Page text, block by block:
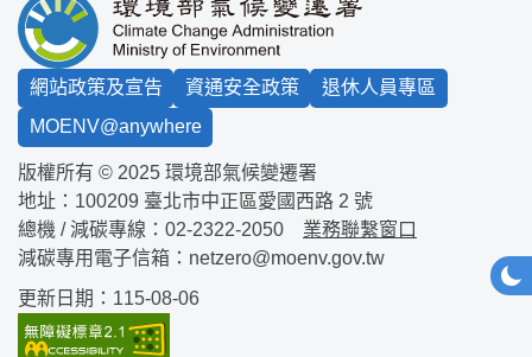
網站政策及宣告 資通安全政策
退休人員專區
MOENV@anywhere
版權所有 © 2025 環境部氣候變遷署
地址：100209 臺北市中正區愛國西路 2 號
總機 / 減碳專線： 02-2322-2050
業務聯繫窗口
減碳專用電子信箱： netzero@moenv.gov.tw
更新日期：115-08-06
網站
深